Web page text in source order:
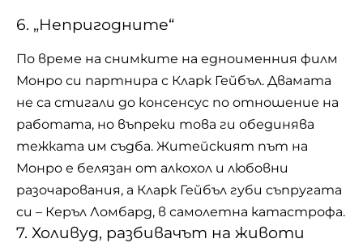
6. „Непригодните“
По време на снимките на едноименния филм
Монро си партнира с Кларк Гейбъл. Двамата
не са стигали до консенсус по отношение на
работата, но въпреки това ги обединява
тежката им съдба. Житейският път на
Монро е белязан от алкохол и любовни
разочарования, а Кларк Гейбъл губи съпругата
си – Керъл Ломбард, в самолетна катастрофа.
7. Холивуд, разбивачът на животи